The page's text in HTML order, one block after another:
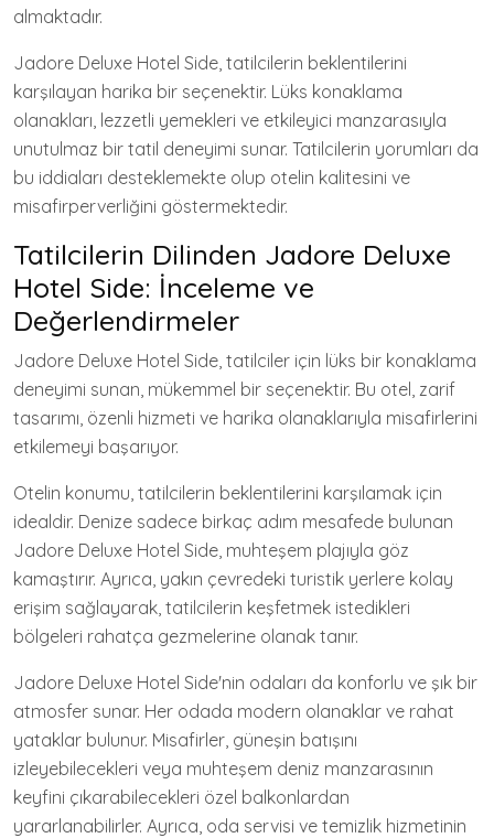
almaktadır.
Jadore Deluxe Hotel Side, tatilcilerin beklentilerini
karşılayan harika bir seçenektir. Lüks konaklama
olanakları, lezzetli yemekleri ve etkileyici manzarasıyla
unutulmaz bir tatil deneyimi sunar. Tatilcilerin yorumları da
bu iddiaları desteklemekte olup otelin kalitesini ve
misafirperverliğini göstermektedir.
Tatilcilerin Dilinden Jadore Deluxe
Hotel Side: İnceleme ve
Değerlendirmeler
Jadore Deluxe Hotel Side, tatilciler için lüks bir konaklama
deneyimi sunan, mükemmel bir seçenektir. Bu otel, zarif
tasarımı, özenli hizmeti ve harika olanaklarıyla misafirlerini
etkilemeyi başarıyor.
Otelin konumu, tatilcilerin beklentilerini karşılamak için
idealdir. Denize sadece birkaç adım mesafede bulunan
Jadore Deluxe Hotel Side, muhteşem plajıyla göz
kamaştırır. Ayrıca, yakın çevredeki turistik yerlere kolay
erişim sağlayarak, tatilcilerin keşfetmek istedikleri
bölgeleri rahatça gezmelerine olanak tanır.
Jadore Deluxe Hotel Side'nin odaları da konforlu ve şık bir
atmosfer sunar. Her odada modern olanaklar ve rahat
yataklar bulunur. Misafirler, güneşin batışını
izleyebilecekleri veya muhteşem deniz manzarasının
keyfini çıkarabilecekleri özel balkonlardan
yararlanabilirler. Ayrıca, oda servisi ve temizlik hizmetinin